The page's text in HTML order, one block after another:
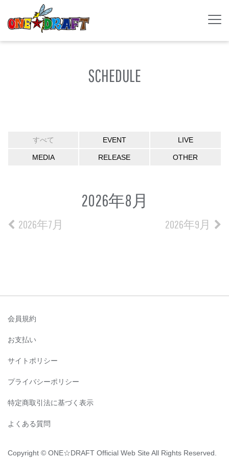
SCHEDULE
すべて EVENT LIVE
MEDIA RELEASE OTHER
2026年8月
2026年7月 2026年9月
会員規約
お支払い
サイトポリシー
プライバシーポリシー
特定商取引法に基づく表示
よくある質問
Copyright © ONE☆DRAFT Official Web Site All Rights Reserved.